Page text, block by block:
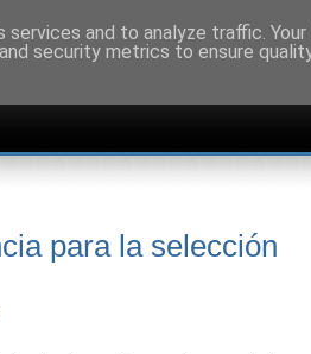
para la selección
and to analyze traffic.
security metrics to ensure